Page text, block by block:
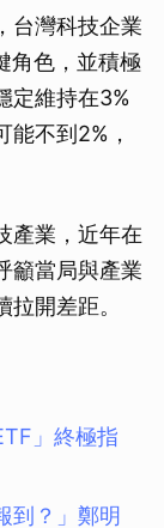
台灣科技企業
角色，並積極
定維持在3%
能不到2%，
產業，近年在
籲當局與產業
開差距。
」終極指
到？」鄭明